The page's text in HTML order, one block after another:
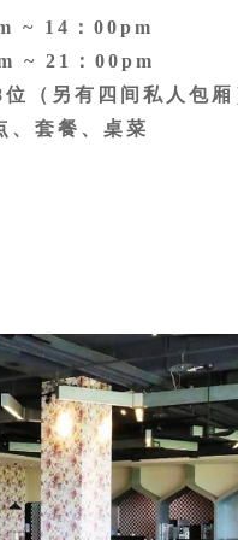
~ 14：00pm
~ 21：00pm
（另有四间私人包厢
、套餐、桌菜